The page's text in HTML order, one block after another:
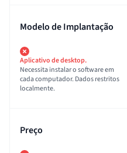
Modelo de Implantação
Aplicativo de desktop.
Necessita instalar o software em
cada computador. Dados restritos
localmente.
Preço